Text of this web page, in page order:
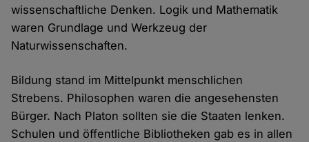
wissenschaftliche Denken. Logik und Mathematik
waren Grundlage und Werkzeug der
Naturwissenschaften.
Bildung stand im Mittelpunkt menschlichen
Strebens. Philosophen waren die angesehensten
Bürger. Nach Platon sollten sie die Staaten lenken.
Schulen und öffentliche Bibliotheken gab es in allen